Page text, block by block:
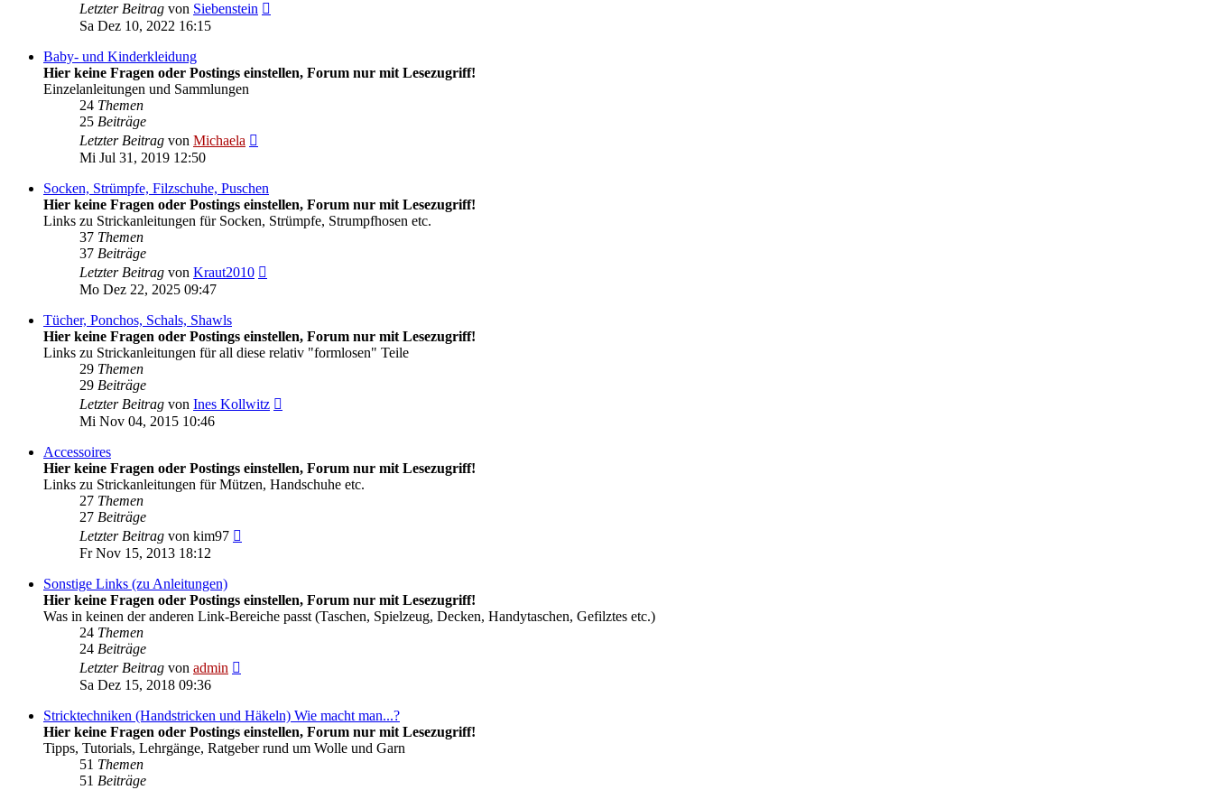
Letzter Beitrag von Siebenstein
Sa Dez 10, 2022 16:15
Baby- und Kinderkleidung
Hier keine Fragen oder Postings einstellen, Forum nur mit Lesezugriff!
Einzelanleitungen und Sammlungen
24 Themen
25 Beiträge
Letzter Beitrag von Michaela
Mi Jul 31, 2019 12:50
Socken, Strümpfe, Filzschuhe, Puschen
Hier keine Fragen oder Postings einstellen, Forum nur mit Lesezugriff!
Links zu Strickanleitungen für Socken, Strümpfe, Strumpfhosen etc.
37 Themen
37 Beiträge
Letzter Beitrag von Kraut2010
Mo Dez 22, 2025 09:47
Tücher, Ponchos, Schals, Shawls
Hier keine Fragen oder Postings einstellen, Forum nur mit Lesezugriff!
Links zu Strickanleitungen für all diese relativ "formlosen" Teile
29 Themen
29 Beiträge
Letzter Beitrag von Ines Kollwitz
Mi Nov 04, 2015 10:46
Accessoires
Hier keine Fragen oder Postings einstellen, Forum nur mit Lesezugriff!
Links zu Strickanleitungen für Mützen, Handschuhe etc.
27 Themen
27 Beiträge
Letzter Beitrag von kim97
Fr Nov 15, 2013 18:12
Sonstige Links (zu Anleitungen)
Hier keine Fragen oder Postings einstellen, Forum nur mit Lesezugriff!
Was in keinen der anderen Link-Bereiche passt (Taschen, Spielzeug, Decken, Handytaschen, Gefilztes etc.)
24 Themen
24 Beiträge
Letzter Beitrag von admin
Sa Dez 15, 2018 09:36
Stricktechniken (Handstricken und Häkeln) Wie macht man...?
Hier keine Fragen oder Postings einstellen, Forum nur mit Lesezugriff!
Tipps, Tutorials, Lehrgänge, Ratgeber rund um Wolle und Garn
51 Themen
51 Beiträge